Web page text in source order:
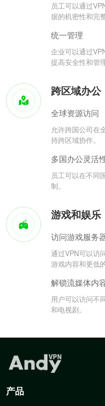
员工可以通过
据的机密性和完
统一管理
企业可以通过
提高安全性和管
跨区域办公
全球资源访问
允许跨国公司在
持跨区域协作。
多国办公灵活
员工可以在不同
制。
游戏和娱乐
访问游戏服务
通过VPN可以访
游戏内容和更低
解锁流媒体内
用户可以访问不
和电视剧。
产品